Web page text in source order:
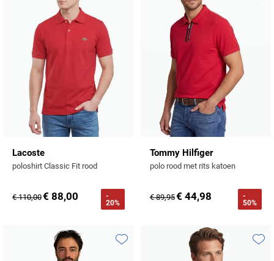
Lacoste
poloshirt Classic Fit rood
€ 110,00€ 88,00
-
20%
Tommy Hilfiger
polo rood met rits katoen
€ 89,95€ 44,98
-
50%
Toevoegen aan favorieten